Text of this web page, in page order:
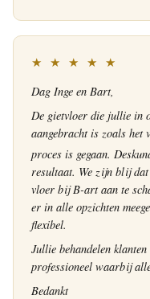
★ ★ ★ ★ ★
Dag Inge en Bart,
De gietvloer die jullie in
aangebracht is zoals het
proces is gegaan.
resultaat. We zijn blij dat
vloer bij B-art aan te
er in alle opzichten
flexibel.
Jullie behandelen
professioneel waarbij
Bedankt